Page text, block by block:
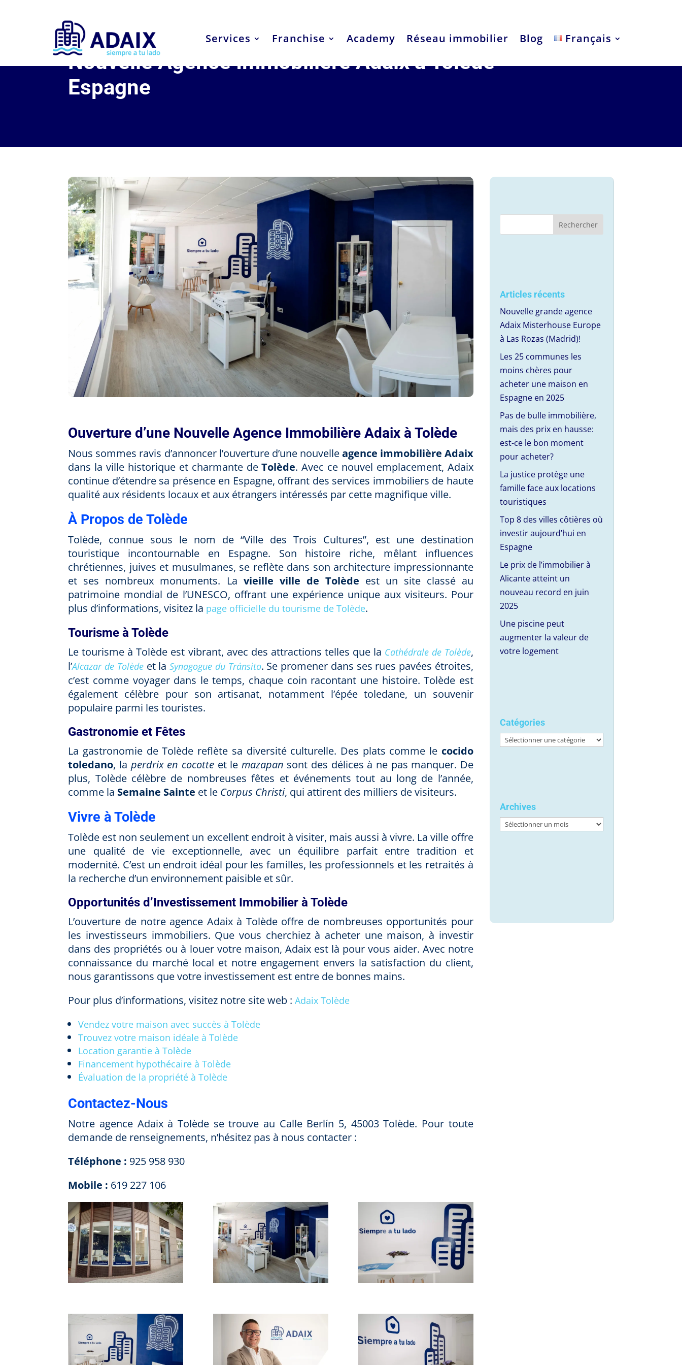
Services Franchise Academy Réseau immobilier Blog Français
Nouvelle Agence Immobilière Adaix à Tolède
Espagne
Ouverture d’une Nouvelle Agence Immobilière Adaix à Tolède
Nous sommes ravis d’annoncer l’ouverture d’une nouvelleagence immobilière Adaix
dans la ville historique et charmante deTolède. Avec ce nouvel emplacement, Adaix
continue d’étendre sa présence en Espagne, offrant des services immobiliers de haute
qualité aux résidents locaux et aux étrangers intéressés par cette magnifique ville.
À Propos de Tolède
Tolède, connue sous le nom de “Ville des Trois Cultures”, est une destination
touristique incontournable en Espagne. Son histoire riche, mêlant influences
chrétiennes, juives et musulmanes, se reflète dans son architecture impressionnante
et ses nombreux monuments. La vieille ville de Tolède est un site classé au
patrimoine mondial de l’UNESCO, offrant une expérience unique aux visiteurs. Pour
plus d’informations, visitez la page officielle du tourisme de Tolède.
Tourisme à Tolède
Le tourisme à Tolède est vibrant, avec des attractions telles que la Cathédrale de Tolède,
l’Alcazar de Tolèdeet laSynagogue du Tránsito. Se promener dans ses rues pavées étroites,
c’est comme voyager dans le temps, chaque coin racontant une histoire. Tolède est
également célèbre pour son artisanat, notamment l’épée toledane, un souvenir
populaire parmi les touristes.
Gastronomie et Fêtes
La gastronomie de Tolède reflète sa diversité culturelle. Des plats comme le cocido
toledano, la perdrix en cocotteet le mazapan sont des délices à ne pas manquer. De
plus, Tolède célèbre de nombreuses fêtes et événements tout au long de l’année,
comme la Semaine Sainte et le Corpus Christi, qui attirent des milliers de visiteurs.
Vivre à Tolède
Tolède est non seulement un excellent endroit à visiter, mais aussi à vivre. La ville offre
une qualité de vie exceptionnelle, avec un équilibre parfait entre tradition et
modernité. C’est un endroit idéal pour les familles, les professionnels et les retraités à
la recherche d’un environnement paisible et sûr.
Opportunités d’Investissement Immobilier à Tolède
L’ouverture de notre agence Adaix à Tolède offre de nombreuses opportunités pour
les investisseurs immobiliers. Que vous cherchiez à acheter une maison, à investir
dans des propriétés ou à louer votre maison, Adaix est là pour vous aider. Avec notre
connaissance du marché local et notre engagement envers la satisfaction du client,
nous garantissons que votre investissement est entre de bonnes mains.
Pour plus d’informations, visitez notre site web :Adaix Tolède
Vendez votre maison avec succès à Tolède
Trouvez votre maison idéale à Tolède
Location garantie à Tolède
Financement hypothécaire à Tolède
Évaluation de la propriété à Tolède
Contactez-Nous
Notre agence Adaix à Tolède se trouve au Calle Berlín 5, 45003 Tolède. Pour toute
demande de renseignements, n’hésitez pas à nous contacter :
Téléphone : 925 958 930
Mobile : 619 227 106
Articles récents
Nouvelle grande agence
Adaix Misterhouse Europe
à Las Rozas (Madrid)!
Les 25 communes les
moins chères pour
acheter une maison en
Espagne en 2025
Pas de bulle immobilière,
mais des prix en hausse:
est-ce le bon moment
pour acheter?
La justice protège une
famille face aux locations
touristiques
Top 8 des villes côtières où
investir aujourd’hui en
Espagne
Le prix de l’immobilier à
Alicante atteint un
nouveau record en juin
2025
Une piscine peut
augmenter la valeur de
votre logement
Catégories
Catégories
Archives
Archives